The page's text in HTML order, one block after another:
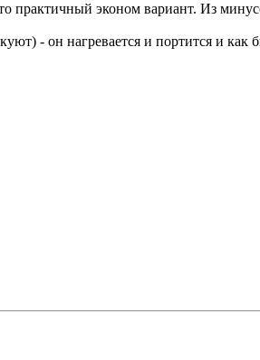
практичный эконом вариант. Из
- он нагревается и портится и как